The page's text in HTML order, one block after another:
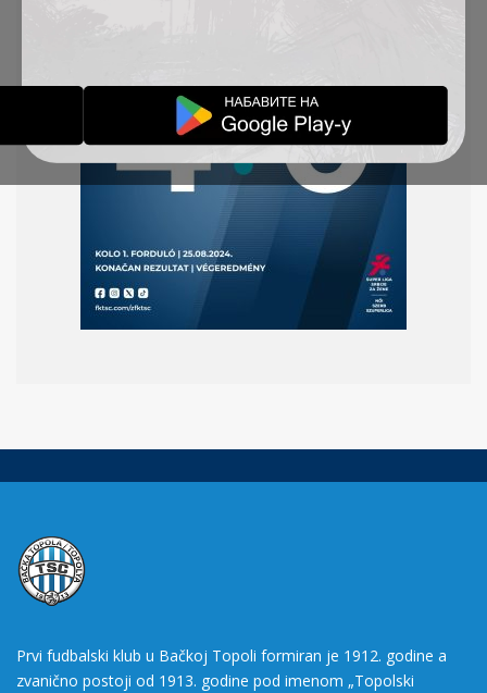
Prvi fudbalski klub u Bačkoj Topoli formiran je 1912. godine a
zvanično postoji od 1913. godine pod imenom „Topolski